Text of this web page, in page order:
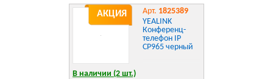
АКЦИЯ Арт. 1825389
YEALINK
Конференц-
телефон IP
CP965 черный
В наличии (2 шт.)